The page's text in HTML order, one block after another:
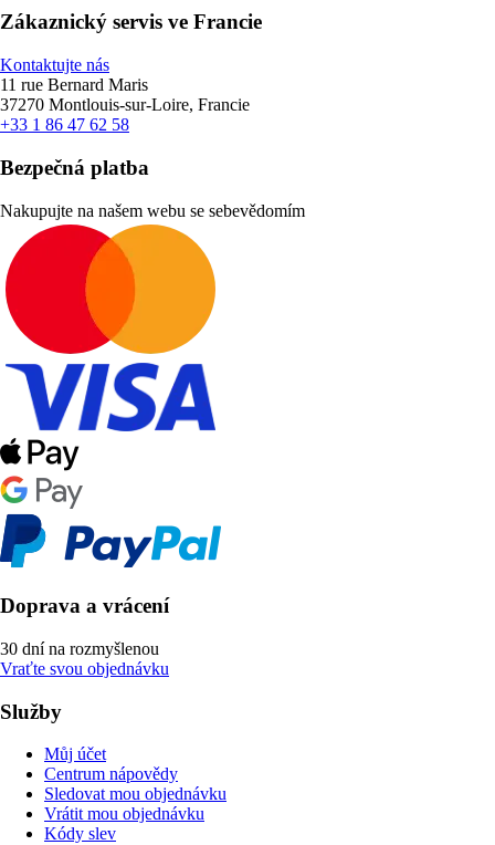
Zákaznický servis ve Francie
Kontaktujte nás
11 rue Bernard Maris
37270 Montlouis-sur-Loire, Francie
+33 1 86 47 62 58
Bezpečná platba
Nakupujte na našem webu se sebevědomím
Doprava a vrácení
30 dní na rozmyšlenou
Vraťte svou objednávku
Služby
Můj účet
Centrum nápovědy
Sledovat mou objednávku
Vrátit mou objednávku
Kódy slev